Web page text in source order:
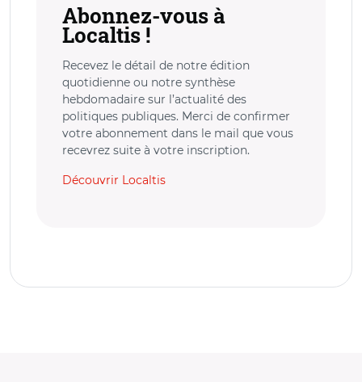
Abonnez-vous à
Localtis !
Recevez le détail de notre édition
quotidienne ou notre synthèse
hebdomadaire sur l’actualité des
politiques publiques. Merci de confirmer
votre abonnement dans le mail que vous
recevrez suite à votre inscription.
Découvrir Localtis